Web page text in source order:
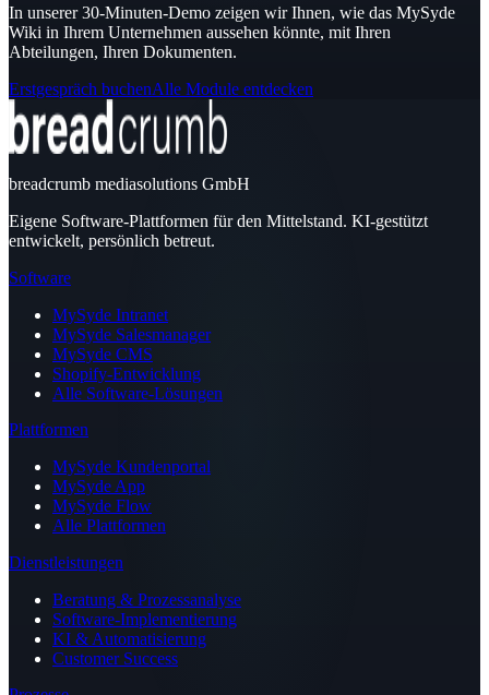
In unserer 30-Minuten-Demo zeigen wir Ihnen, wie das MySyde
Wiki in Ihrem Unternehmen aussehen könnte, mit Ihren
Abteilungen, Ihren Dokumenten.
Erstgespräch buchenAlle Module entdecken
breadcrumb mediasolutions GmbH
Eigene Software-Plattformen für den Mittelstand. KI-gestützt
entwickelt, persönlich betreut.
Software
MySyde Intranet
MySyde Salesmanager
MySyde CMS
Shopify-Entwicklung
Alle Software-Lösungen
Plattformen
MySyde Kundenportal
MySyde App
MySyde Flow
Alle Plattformen
Dienstleistungen
Beratung & Prozessanalyse
Software-Implementierung
KI & Automatisierung
Customer Success